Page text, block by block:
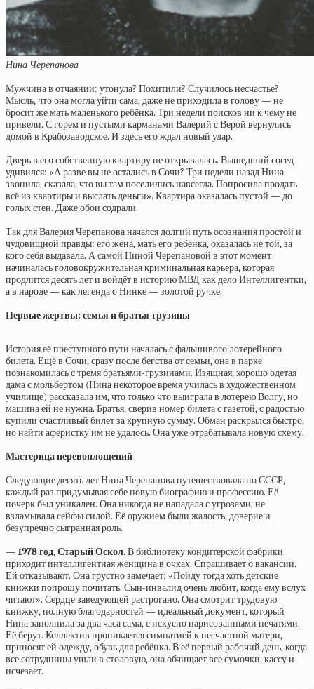
Нина Черепанова
Мужчина в отчаянии: утонула? Похитили? Случилось несчастье?
Мысль, что она могла уйти сама, даже не приходила в голову — не
бросит же мать маленького ребёнка. Три недели поисков ни к чему не
привели. С горем и пустыми карманами Валерий с Верой вернулись
домой в Крабозаводское. И здесь его ждал новый удар.
Дверь в его собственную квартиру не открывалась. Вышедший сосед
удивился: «А разве вы не остались в Сочи? Три недели назад Нина
звонила, сказала, что вы там поселились навсегда. Попросила продать
всё из квартиры и выслать деньги». Квартира оказалась пустой — до
голых стен. Даже обои содрали.
Так для Валерия Черепанова начался долгий путь осознания простой и
чудовищной правды: его жена, мать его ребёнка, оказалась не той, за
кого себя выдавала. А самой Ниной Черепановой в этот момент
начиналась головокружительная криминальная карьера, которая
продлится десять лет и войдёт в историю МВД как дело Интеллигентки,
а в народе — как легенда о Нинке — золотой ручке.
Первые жертвы: семья и братья-грузины
История её преступного пути началась с фальшивого лотерейного
билета. Ещё в Сочи, сразу после бегства от семьи, она в парке
познакомилась с тремя братьями-грузинами. Изящная, хорошо одетая
дама с мольбертом (Нина некоторое время училась в художественном
училище) рассказала им, что только что выиграла в лотерею Волгу, но
машина ей не нужна. Братья, сверив номер билета с газетой, с радостью
купили счастливый билет за крупную сумму. Обман раскрылся быстро,
но найти аферистку им не удалось. Она уже отрабатывала новую схему.
Мастерица перевоплощений
Следующие десять лет Нина Черепанова путешествовала по СССР,
каждый раз придумывая себе новую биографию и профессию. Её
почерк был уникален. Она никогда не нападала с угрозами, не
взламывала сейфы силой. Её оружием были жалость, доверие и
безупречно сыгранная роль.
— 1978 год, Старый Оскол.В библиотеку кондитерской фабрики
приходит интеллигентная женщина в очках. Спрашивает о вакансии.
Ей отказывают. Она грустно замечает: «Пойду тогда хоть детские
книжки попрошу почитать. Сын-инвалид очень любит, когда ему вслух
читают». Сердце заведующей растрогано. Она смотрит трудовую
книжку, полную благодарностей — идеальный документ, который
Нина заполнила за два часа сама, с искусно нарисованными печатями.
Её берут. Коллектив проникается симпатией к несчастной матери,
приносят ей одежду, обувь для ребёнка. В её первый рабочий день, когда
все сотрудницы ушли в столовую, она обчищает все сумочки, кассу и
исчезает.